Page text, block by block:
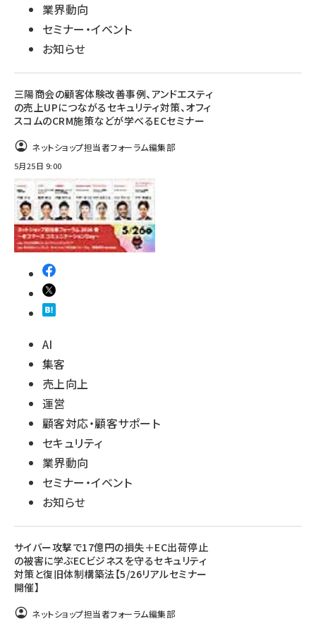
業界動向
セミナー・イベント
お知らせ
三陽商会の顧客体験改善事例、アンドエスティ
の売上UPにつながるセキュリティ対策、オフィ
スコムのCRM施策などが学べるECセミナー
ネットショップ担当者フォーラム編集部
5月25日 9:00
AI
集客
売上向上
運営
顧客対応・顧客サポート
セキュリティ
業界動向
セミナー・イベント
お知らせ
サイバー攻撃で17億円の損失＋EC出荷停止
の被害に学ぶECビジネスを守るセキュリティ
対策と復旧体制構築法【5/26リアルセミナー
開催】
ネットショップ担当者フォーラム編集部